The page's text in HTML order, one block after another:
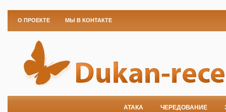
О ПРОЕКТЕ МЫ В КОНТАКТЕ
АТАКА ЧЕРЕДОВАНИЕ